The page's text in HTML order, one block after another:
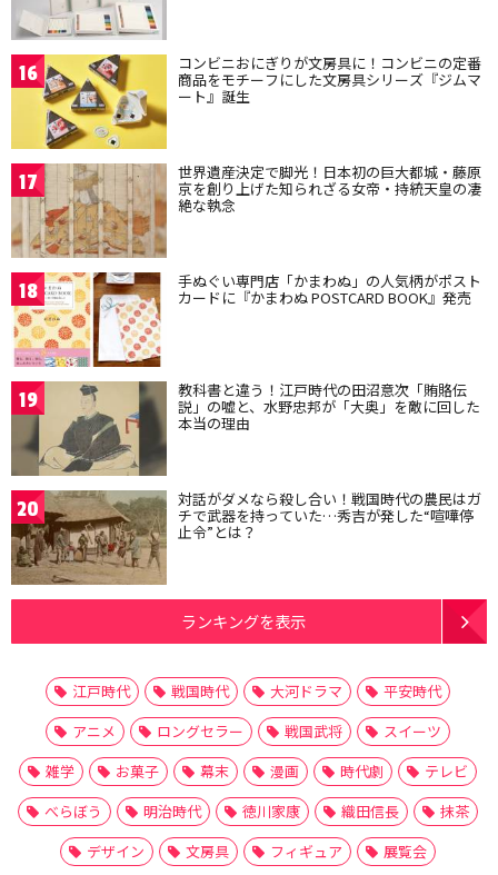
16 コンビニおにぎりが文房具に！コンビニの定番
商品をモチーフにした文房具シリーズ『ジムマ
ート』誕生
17 世界遺産決定で脚光！日本初の巨大都城・藤原
京を創り上げた知られざる女帝・持統天皇の凄
絶な執念
18 手ぬぐい専門店「かまわぬ」の人気柄がポスト
カードに『かまわぬ POSTCARD BOOK』発売
19 教科書と違う！江戸時代の田沼意次「賄賂伝
説」の嘘と、水野忠邦が「大奥」を敵に回した
本当の理由
20 対話がダメなら殺し合い！戦国時代の農民はガ
チで武器を持っていた…秀吉が発した“喧嘩停
止令”とは？
ランキングを表示
江戸時代 戦国時代 大河ドラマ
平安時代
アニメ
ロングセラー 戦国武将
スイーツ
雑学
お菓子 幕末 漫画 時代劇
テレビ
べらぼう
明治時代 徳川家康 織田信長
抹茶
デザイン
文房具 フィギュア
展覧会